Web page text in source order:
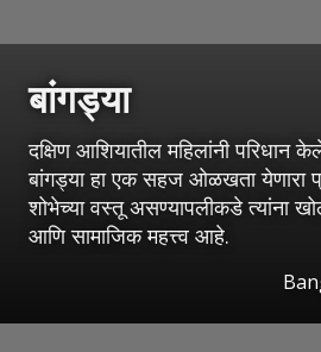
बांगड्या
दक्षिण आशियातील महिलांनी परिधान
बांगड्या हा एक सहज ओळखता
शोभेच्या वस्तू असण्यापलीकडे त्यांना
आणि सामाजिक महत्त्व आहे.